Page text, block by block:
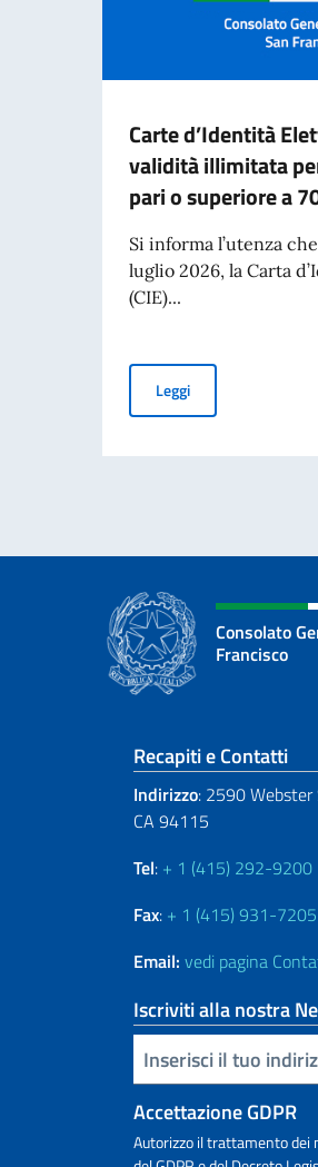
Carte d’Identità
validità illimitata
pari o superiore a
Si informa l’utenza
luglio 2026, la Carta
(CIE)...
LeggiCarte d’Identità
Consolato
Francisco
Sezione
Recapiti e Contatti
Indirizzo: 2590
CA 94115
Tel: + 1 (415) 292-9200
Fax: + 1 (415) 931-7205
Email: vedi pagina
Iscriviti alla nostra
Inserisci la tua email
Accettazione GDPR
Autorizzo il trattamento dei